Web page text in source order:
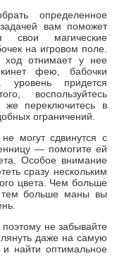
определенное
вам поможет
свои магические
на игровом поле.
отнимает у нее
фею, бабочки
придется
воспользуйтесь
же переключитесь в
ограничений.
могут сдвинутся с
— помогите ей
Особое внимание
сразу нескольким
цвета. Чем больше
тем больше маны вы
не забывайте
даже на самую
найти оптимальное